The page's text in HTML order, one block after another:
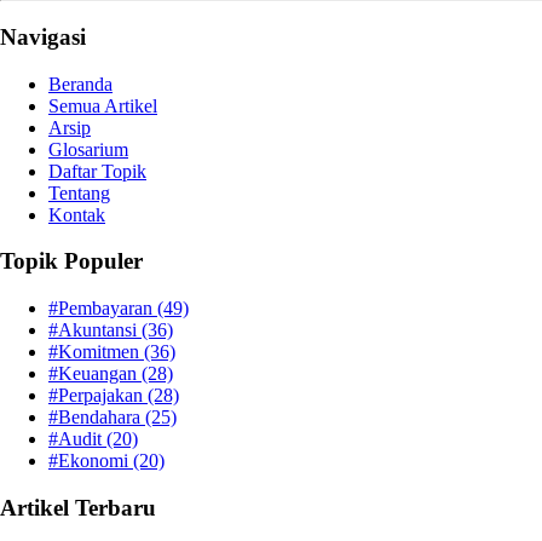
Navigasi
Beranda
Semua Artikel
Arsip
Glosarium
Daftar Topik
Tentang
Kontak
Topik Populer
#Pembayaran (49)
#Akuntansi (36)
#Komitmen (36)
#Keuangan (28)
#Perpajakan (28)
#Bendahara (25)
#Audit (20)
#Ekonomi (20)
Artikel Terbaru